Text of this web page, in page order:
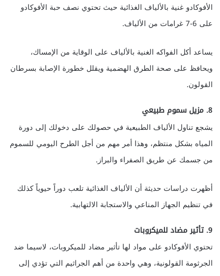
الأفوكادو غنية بالألياف الغذائية حيث تحتوي نصف حبة الأفوكادو
على 6-7 غرامات من الألياف.
يساعد أكل الفواكه الغنية بالألياف على الوقاية من الإمساك،
ويحافظ على صحة الطرق الهضمية ويقلل خطورة الإصابة بسرطان
القولون.
8. مزيل سموم طبيعي
يشجع تناول الألياف الطبيعية في حصولك على دخولك إلى دورة
المياه بشكل منتظم، وهذا أمر مهم من أجل الطرح اليومي للسموم
من جسمك عن طريق الصفراء والبراز.
أظهرت دراسات حديثة أن الألياف الغذائية تلعب دوراً حيوياً كذلك
في تنظيم الجهاز المناعي والاستجابة الالتهابية.
9. تأثير مضاد للميكروبات
تحتوي الأفوكادو على مواد لها تأثير مضاد للميكروبات، لاسيما ضد
الجرثومة القولونية، وهي واحدة من أهم الجراثيم التي تؤدي إلى